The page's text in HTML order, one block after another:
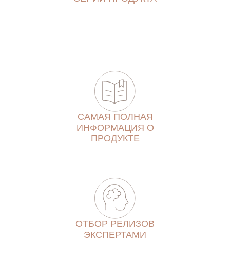
ОТБОР РЕЛИЗОВ
ЭКСПЕРТАМИ
САМАЯ ПОЛНАЯ
ИНФОРМАЦИЯ О
ПРОДУКТЕ